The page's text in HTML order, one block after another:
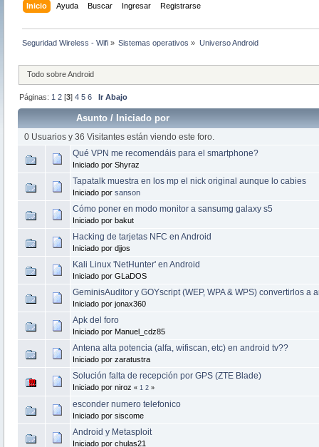
Inicio Ayuda Buscar Ingresar Registrarse
Seguridad Wireless - Wifi » Sistemas operativos » Universo Android
Todo sobre Android
Páginas: 1 2 [3]4 5 6 Ir Abajo
Asunto / Iniciado por
0 Usuarios y 36 Visitantes están viendo este foro.
Qué VPN me recomendáis para el smartphone?
Iniciado por Shyraz
Tapatalk muestra en los mp el nick original aunque lo cabies
Iniciado por sanson
Cómo poner en modo monitor a sansumg galaxy s5
Iniciado por bakut
Hacking de tarjetas NFC en Android
Iniciado por djjos
Kali Linux 'NetHunter' en Android
Iniciado por GLaDOS
GeminisAuditor y GOYscript (WEP, WPA & WPS) convertirlos a
Iniciado por jonax360
Apk del foro
Iniciado por Manuel_cdz85
Antena alta potencia (alfa, wifiscan, etc) en android tv??
Iniciado por zaratustra
Solución falta de recepción por GPS (ZTE Blade)
Iniciado por niroz « 1 2»
esconder numero telefonico
Iniciado por siscome
Android y Metasploit
Iniciado por chulas21